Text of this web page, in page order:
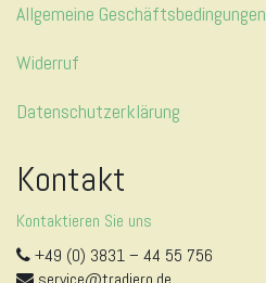
Allgemeine Geschäftsbedingungen
Widerruf
Datenschutzerklärung
Kontakt
Kontaktieren Sie uns
+49 (0) 3831 – 44 55 756